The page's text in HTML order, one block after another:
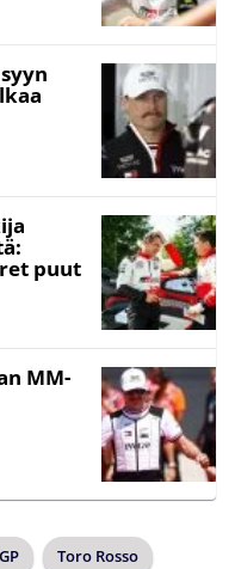
puut
MM-
Toro Rosso